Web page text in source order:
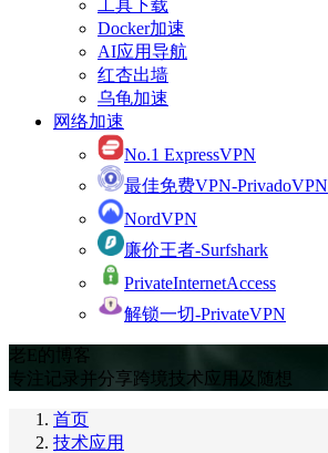
工具下载
Docker加速
AI应用导航
红杏出墙
乌龟加速
网络加速
No.1 ExpressVPN
最佳免费VPN-PrivadoVPN
NordVPN
廉价王者-Surfshark
PrivateInternetAccess
解锁一切-PrivateVPN
老E的博客
专注记录并分享跨境技术应用及随想
首页
技术应用